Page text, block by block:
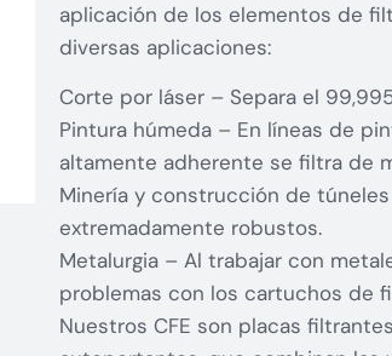
aplicación de los elementos de
diversas aplicaciones:
Corte por láser – Separa el
Pintura húmeda – En líneas de
altamente adherente se filtra de
Minería y construcción de
extremadamente robustos.
Metalurgia – Al trabajar con
problemas con los cartuchos de
Nuestros CFE son placas